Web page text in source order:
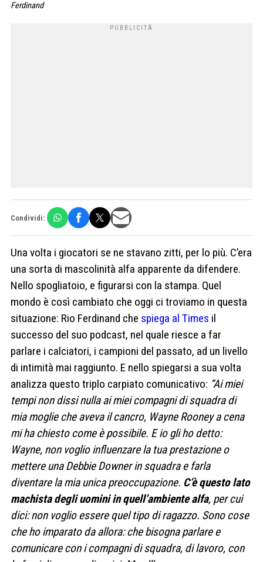
Ferdinand
Condividi:
Una volta i giocatori se ne stavano zitti, per lo più. C’era
una sorta di mascolinità alfa apparente da difendere.
Nello spogliatoio, e figurarsi con la stampa. Quel
mondo è così cambiato che oggi ci troviamo in questa
situazione: Rio Ferdinand che spiega al Times il
successo del suo podcast, nel quale riesce a far
parlare i calciatori, i campioni del passato, ad un livello
di intimità mai raggiunto. E nello spiegarsi a sua volta
analizza questo triplo carpiato comunicativo: “Ai miei
tempi non dissi nulla ai miei compagni di squadra di
mia moglie che aveva il cancro, Wayne Rooney a cena
mi ha chiesto come è possibile. E io gli ho detto:
Wayne, non voglio influenzare la tua prestazione o
mettere una Debbie Downer in squadra e farla
diventare la mia unica preoccupazione. C’è questo lato
machista degli uomini in quell’ambiente alfa, per cui
dici: non voglio essere quel tipo di ragazzo. Sono cose
che ho imparato da allora: che bisogna parlare e
comunicare con i compagni di squadra, di lavoro, con